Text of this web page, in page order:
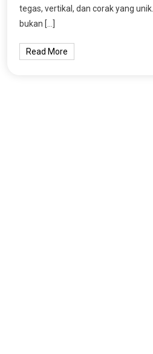
tegas, vertikal, dan corak yang
bukan […]
Read More